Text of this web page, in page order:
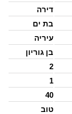
דירה
בת ים
עיריה
בן גוריון
2
1
40
טוב